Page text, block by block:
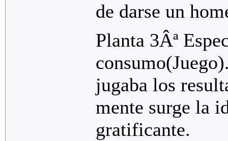
de darse un
Planta 3Âª
jugaba los
mente surge la
gratificante.